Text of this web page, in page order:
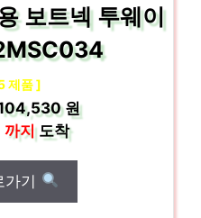
보트넥 투웨이
제품 ]
원
까지도착
가기